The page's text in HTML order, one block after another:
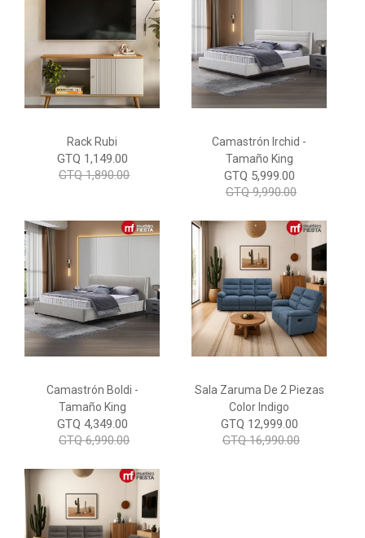
Rack Rubi
GTQ 1,149.00
GTQ 1,890.00
Camastrón Irchid -
Tamaño King
GTQ 5,999.00
GTQ 9,990.00
Camastrón Boldi -
Tamaño King
GTQ 4,349.00
GTQ 6,990.00
Sala Zaruma De 2 Piezas
Color Indigo
GTQ 12,999.00
GTQ 16,990.00